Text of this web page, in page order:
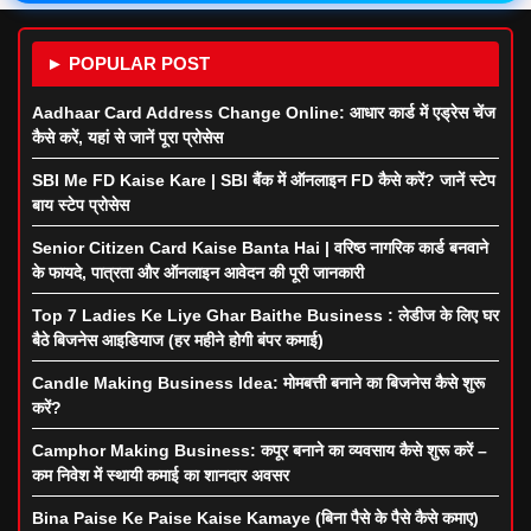
► POPULAR POST
Aadhaar Card Address Change Online: आधार कार्ड में एड्रेस चेंज
कैसे करें, यहां से जानें पूरा प्रोसेस
SBI Me FD Kaise Kare | SBI बैंक में ऑनलाइन FD कैसे करें? जानें स्टेप
बाय स्टेप प्रोसेस
Senior Citizen Card Kaise Banta Hai | वरिष्ठ नागरिक कार्ड बनवाने
के फायदे, पात्रता और ऑनलाइन आवेदन की पूरी जानकारी
Top 7 Ladies Ke Liye Ghar Baithe Business : लेडीज के लिए घर
बैठे बिजनेस आइडियाज (हर महीने होगी बंपर कमाई)
Candle Making Business Idea: मोमबत्ती बनाने का बिजनेस कैसे शुरू
करें?
Camphor Making Business: कपूर बनाने का व्यवसाय कैसे शुरू करें –
कम निवेश में स्थायी कमाई का शानदार अवसर
Bina Paise Ke Paise Kaise Kamaye (बिना पैसे के पैसे कैसे कमाए)